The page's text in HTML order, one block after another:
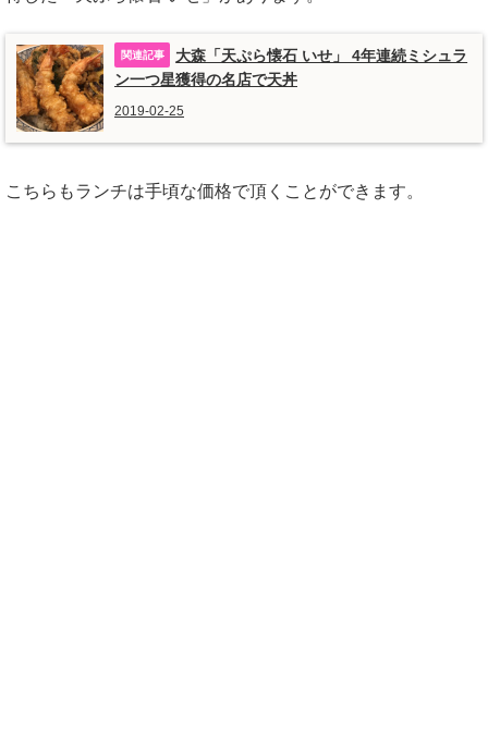
大森「天ぷら懐石 いせ」 4年連続ミシュラ
ン一つ星獲得の名店で天丼
2019-02-25
こちらもランチは手頃な価格で頂くことができます。